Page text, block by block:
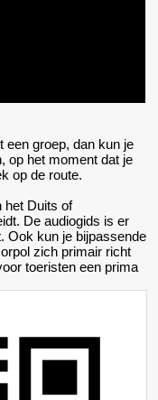
een groep, dan kun je
op het moment dat je
op de route.
het Duits of
De audiogids is er
Ook kun je bijpassende
zich primair richt
toeristen een prima